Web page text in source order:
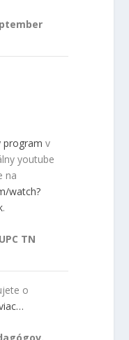
program v
youtube
na
watch?
TN
o